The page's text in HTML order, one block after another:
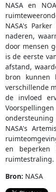
NASA en
NASA's
naderen,
door mensen
is de eerste
afstand,
bron kunnen
verschillende
de invloed
NASA's
en beperken
ruimtestraling.
Bron: NASA